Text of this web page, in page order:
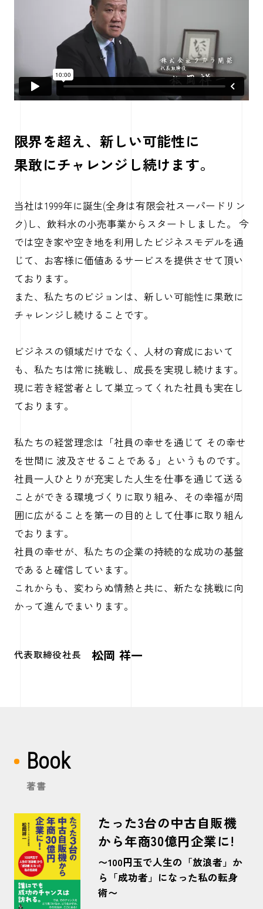
限界を超え、新しい可能性に
果敢にチャレンジし続けます。
当社は1999年に誕生(全身は有限会社スーパードリン
ク)し、飲料水の小売事業からスタートしました。 今
では空き家や空き地を利用したビジネスモデルを通
じて、お客様に価値あるサービスを提供させて頂い
ております。
また、私たちのビジョンは、新しい可能性に果敢に
チャレンジし続けることです。
ビジネスの領域だけでなく、人材の育成において
も、私たちは常に挑戦し、成長を実現し続けます。
現に若き経営者として巣立ってくれた社員も実在し
ております。
私たちの経営理念は「社員の幸せを通じて その幸せ
を世間に 波及させることである」というものです。
社員一人ひとりが充実した人生を仕事を通じて送る
ことができる環境づくりに取り組み、その幸福が周
囲に広がることを第一の目的として仕事に取り組ん
でおります。
社員の幸せが、私たちの企業の持続的な成功の基盤
であると確信しています。
これからも、変わらぬ情熱と共に、新たな挑戦に向
かって進んでまいります。
代表取締役社長 松岡 祥一
Book
著書
たった3台の中古自販機
から年商30億円企業に!
〜100円玉で人生の「放浪者」か
ら「成功者」になった私の転身
術〜